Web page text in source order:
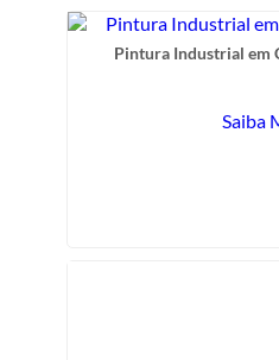
Pintura Industrial em
Saiba